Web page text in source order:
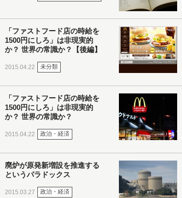
「ファストフード店の時給を
1500円にしろ」は非現実的
か？ 世界の常識か？【後編】
2015.04.22 未分類
「ファストフード店の時給を
1500円にしろ」は非現実的
か？ 世界の常識か？
2015.04.22 政治・経済
廃炉が原発新増設を推進する
というパラドックス
2015.03.27 政治・経済